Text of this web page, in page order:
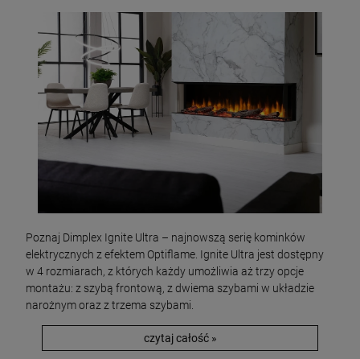
Poznaj Dimplex Ignite Ultra – najnowszą serię kominków
elektrycznych z efektem Optiflame. Ignite Ultra jest dostępny
w 4 rozmiarach, z których każdy umożliwia aż trzy opcje
montażu: z szybą frontową, z dwiema szybami w układzie
narożnym oraz z trzema szybami.
czytaj całość »